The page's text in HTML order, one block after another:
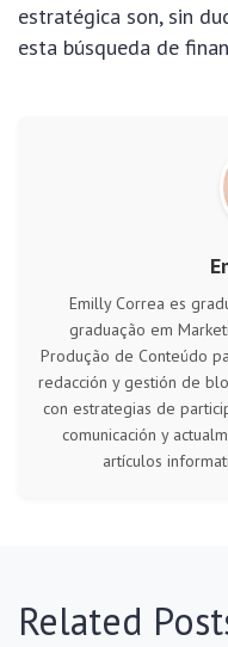
estratégica son, sin
esta búsqueda de
Emilly Correa es
graduação em
Produção de Conteúdo
redacción y gestión de
con estrategias de
comunicación y
artículos
Related